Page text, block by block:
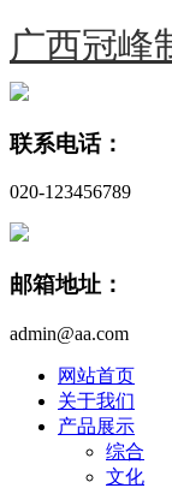
广西冠峰
联系电话：
020-123456789
邮箱地址：
admin@aa.com
网站首页
关于我们
产品展示
综合
文化